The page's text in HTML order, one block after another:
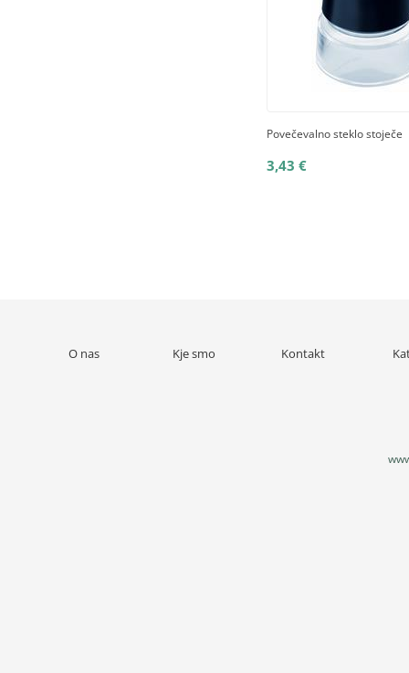
Povečevalno steklo stoječe
3,43 €
O nas Kje smo Kontakt